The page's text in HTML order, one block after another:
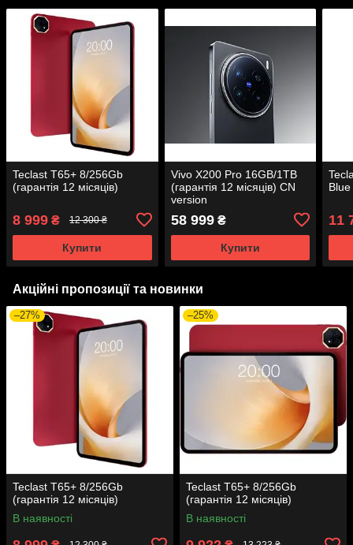
Teclast T65+ 8/256Gb
(гарантія 12 місяців)
8 999 ₴ 12 300 ₴
Купити
Vivo X200 Pro 16GB/1TB
(гарантія 12 місяців) CN
version
58 999₴
Купити
Blue
11
Акційні пропозиції та новинки
–27%
Teclast T65+ 8/256Gb
(гарантія 12 місяців)
В наявності
–25%
Teclast T65+ 8/256Gb
(гарантія 12 місяців)
В наявності